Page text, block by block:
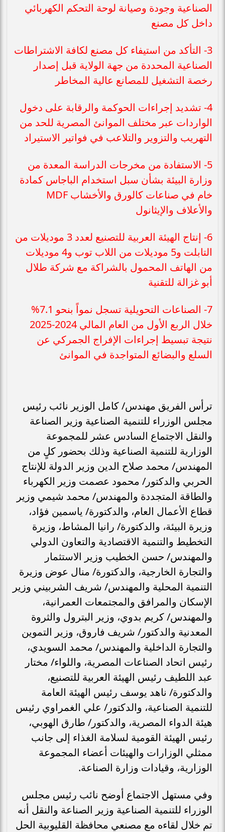
الصناعية وجودة وصيانة لوحة التحكم الكهربائي
داخل كل مصنع
3- التأكد من استيفاء كل مصنع لكافة الاشتراطات
الصناعية المحددة من جهة الولاية قبل إصدار
رخصة التشغيل للمصانع عالية المخاطر
4- تشديد إجراءات الحوكمة والرقابة على دخول
الواردات عبر مختلف الموانئ المصرية للحد من
التهريب والتزوير والتلاعب في فواتير الاستيراد
5- الاستفادة من مخرجات الدراسة المعدة من
وزارة البيئة بشأن سبل استخدام الباجاس كمادة
خام في صناعات كالورق والأخشاب MDF
والأعلاف والإيثانول
6- إنتاج الهيئة العربية للتصنيع لعدد 3 موديلات من
التابلت و5 موديلات من اللاب توب و4 موديلات
من الهاتف المحمول بالشراكة مع شركة طلال
أبو غزالة للتقنية
7- الصناعات التحويلية تسجل نمواً بنحو 7.1%
خلال الربع الأول من العام المالي 2024-2025
نتيجة تبسيط إجراءات الإفراج الجمركي عن
السلع والبضائع المتواجدة في الموانئ
ترأس الفريق مهندس/ كامل الوزير نائب رئيس
مجلس الوزراء للتنمية الصناعية وزير الصناعة
والنقل الاجتماع السادس عشر للمجموعة
الوزارية للتنمية الصناعية وذلك بحضور كلٍ من
المهندس/ محمد صلاح الدين وزير الدولة للإنتاج
الحربي والدكتور/ محمود عصمت وزير الكهرباء
والطاقة المتجددة والمهندس/ محمد شيمي وزير
قطاع الأعمال العام، والدكتورة/ ياسمين فؤاد،
وزيرة البيئة، والدكتورة/ رانيا المشاط، وزيرة
التخطيط والتنمية الاقتصادية والتعاون الدولي
والمهندس/ حسن الخطيب وزير الاستثمار
والتجارة الخارجية، والدكتورة/ منال عوض وزيرة
التنمية المحلية والمهندس/ شريف الشربيني وزير
الإسكان والمرافق والمجتمعات العمرانية،
والمهندس/ كريم بدوي، وزير البترول والثروة
المعدنية والدكتور/ شريف فاروق، وزير التموين
والتجارة الداخلية والمهندس/ محمد السويدي،
رئيس اتحاد الصناعات المصرية، واللواء/ مختار
عبد اللطيف رئيس الهيئة العربية للتصنيع،
والدكتورة/ ناهد يوسف رئيس الهيئة العامة
للتنمية الصناعية، والدكتور/ علي الغمراوي رئيس
هيئة الدواء المصرية، والدكتور/ طارق الهوبي،
رئيس الهيئة القومية لسلامة الغذاء إلى جانب
ممثلي الوزارات والهيئات أعضاء المجموعة
الوزارية، وقيادات وزارة الصناعة.
وفي مستهل الاجتماع أوضح نائب رئيس مجلس
الوزراء للتنمية الصناعية وزير الصناعة والنقل أنه
تم خلال لقاءه مع مصنعي محافظة القليوبية الحل